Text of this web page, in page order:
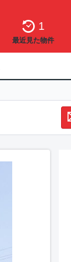
1
最近見た物件